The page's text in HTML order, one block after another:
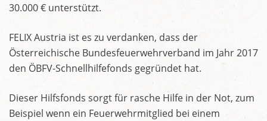
30.000 € unterstützt.
FELIX Austria ist es zu verdanken, dass der
Österreichische Bundesfeuerwehrverband im Jahr 2017
den ÖBFV-Schnellhilfefonds gegründet hat.
Dieser Hilfsfonds sorgt für rasche Hilfe in der Not, zum
Beispiel wenn ein Feuerwehrmitglied bei einem